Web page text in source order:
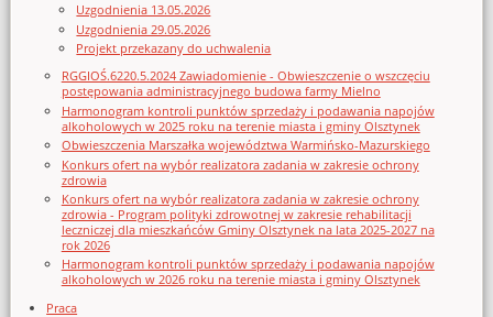
Uzgodnienia 13.05.2026
Uzgodnienia 29.05.2026
Projekt przekazany do uchwalenia
RGGIOŚ.6220.5.2024 Zawiadomienie - Obwieszczenie o wszczęciu
postępowania administracyjnego budowa farmy Mielno
Harmonogram kontroli punktów sprzedaży i podawania napojów
alkoholowych w 2025 roku na terenie miasta i gminy Olsztynek
Obwieszczenia Marszałka województwa Warmińsko-Mazurskiego
Konkurs ofert na wybór realizatora zadania w zakresie ochrony
zdrowia
Konkurs ofert na wybór realizatora zadania w zakresie ochrony
zdrowia - Program polityki zdrowotnej w zakresie rehabilitacji
leczniczej dla mieszkańców Gminy Olsztynek na lata 2025-2027 na
rok 2026
Harmonogram kontroli punktów sprzedaży i podawania napojów
alkoholowych w 2026 roku na terenie miasta i gminy Olsztynek
Praca